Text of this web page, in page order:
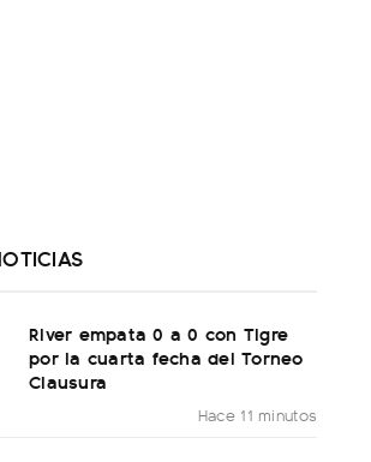
River empata 0 a 0 con Tigre
por la cuarta fecha del Torneo
Clausura
Hace 11 minutos